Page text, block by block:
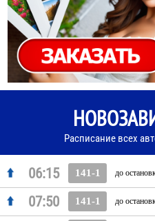
Расписание всех
06:15 141-1 до
07:50 141-1 до